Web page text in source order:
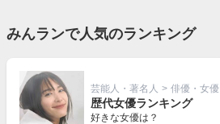
みんランで人気のランキング
芸能人・著名人 > 俳優・女優
歴代女優ランキング
好きな女優は？